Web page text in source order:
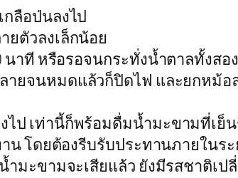
ลือป่นลงไป
ยตัวลงเล็กน้อย
าที หรือรอจนกระทั่งน้ำตาลทั้งส
ายจนหมดแล้วก็ปิดไฟ และยกหม้
ไป เท่านี้ก็พร้อมดื่มน้ำมะขามที่เย็
โดยต้องรีบรับประทานภายในร
มะขามจะเสียแล้ว ยังมีรสชาติเป